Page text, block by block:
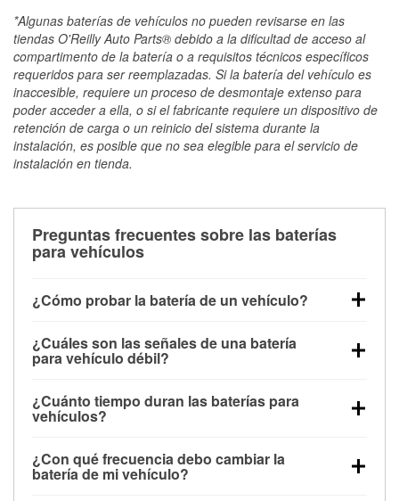
*Algunas baterías de vehículos no pueden revisarse en las
tiendas O'Reilly Auto Parts® debido a la dificultad de acceso al
compartimento de la batería o a requisitos técnicos específicos
requeridos para ser reemplazadas. Si la batería del vehículo es
inaccesible, requiere un proceso de desmontaje extenso para
poder acceder a ella, o si el fabricante requiere un dispositivo de
retención de carga o un reinicio del sistema durante la
instalación, es posible que no sea elegible para el servicio de
instalación en tienda.
Preguntas frecuentes sobre las baterías
para vehículos
¿Cómo probar la batería de un vehículo?
maneras. El método más rápido es utilizar un
multímetro: con el vehículo apagado, conecta los
voltaje: una batería en buen estado y totalmente
cargada debería indicar unos 12.6 voltios. Es
importante saber que las baterías descargadas a
veces pueden mostrar una carga completa, y un
¿Cuáles son las señales de una batería
para vehículo débil?
advertencia. Un arranque lento del motor, faros
tenues, chasquidos al girar la llave o luces de
que la batería tiene una potencia de carga débil.
También puedes notar problemas eléctricos, como
¿Cuánto tiempo duran las baterías para
vehículos?
entre 3 y 5 años. La duración exacta depende de los
hábitos de conducción, las condiciones
¿Con qué frecuencia debo cambiar la
batería de mi vehículo?